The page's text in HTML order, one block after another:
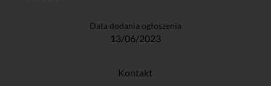
Data dodania ogłoszenia
13/06/2023
Kontakt